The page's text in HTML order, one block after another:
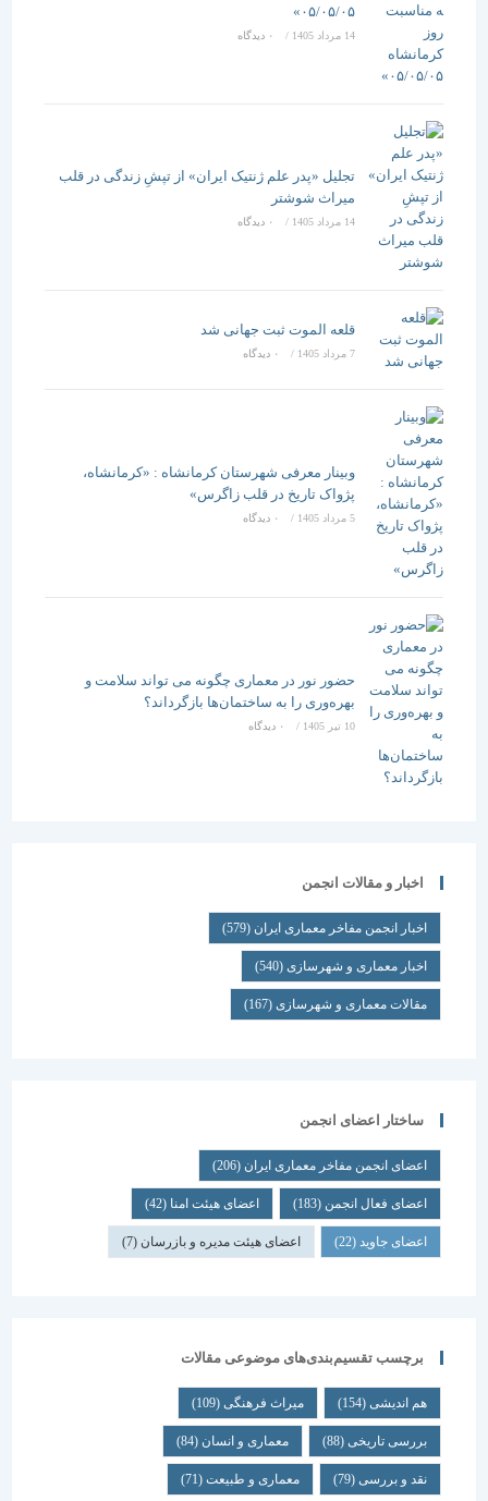
۰۵/۰۵/۰۵»
/ ۰ دیدگاه
تجلیل «پدر علم ژنتیک ایران» از تپشِ زندگی در قلب
میراث شوشتر
14 مرداد 1405 / ۰ دیدگاه
قلعه الموت ثبت جهانی شد
/ ۰ دیدگاه
وبینار معرفی شهرستان کرمانشاه : «کرمانشاه،
پژواک تاریخ در قلب زاگرس»
5 مرداد 1405 / ۰ دیدگاه
حضور نور در معماری چگونه می تواند سلامت و
بهره‌وری را به ساختمان‌ها بازگرداند؟
/ ۰ دیدگاه
اخبار و مقالات انجمن
اخبار انجمن مفاخر معماری ایران (579)
اخبار معماری و شهرسازی(540)
مقالات معماری و شهرسازی(167)
ساختار اعضای انجمن
اعضای انجمن مفاخر معماری ایران (206)
اعضای فعال انجمن(183) اعضای هیئت امنا(42)
اعضای جاوید(22) اعضای هیئت مدیره و بازرسان(7)
برچسب تقسیم‌بندی‌های موضوعی مقالات
هم اندیشی (154) میراث فرهنگی (109)
بررسی تاریخی (88) معماری و انسان (84)
نقد و بررسی (79) معماری و طبیعت (71)